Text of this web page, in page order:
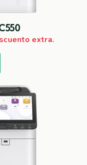
extra.